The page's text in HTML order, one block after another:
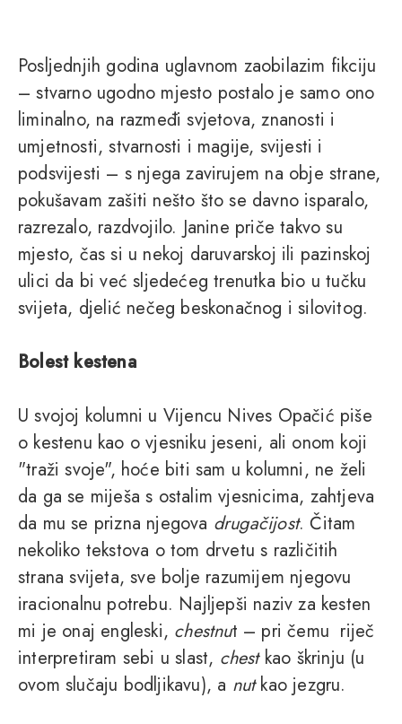
Posljednjih godina uglavnom zaobilazim fikciju
– stvarno ugodno mjesto postalo je samo ono
liminalno, na razmeđi svjetova, znanosti i
umjetnosti, stvarnosti i magije, svijesti i
podsvijesti – s njega zavirujem na obje strane,
pokušavam zašiti nešto što se davno isparalo,
razrezalo, razdvojilo. Janine priče takvo su
mjesto, čas si u nekoj daruvarskoj ili pazinskoj
ulici da bi već sljedećeg trenutka bio u tučku
svijeta, djelić nečeg beskonačnog i silovitog.
Bolest kestena
U svojoj kolumni u Vijencu Nives Opačić piše
o kestenu kao o vjesniku jeseni, ali onom koji
"traži svoje", hoće biti sam u kolumni, ne želi
da ga se miješa s ostalim vjesnicima, zahtjeva
da mu se prizna njegova drugačijost. Čitam
nekoliko tekstova o tom drvetu s različitih
strana svijeta, sve bolje razumijem njegovu
iracionalnu potrebu. Najljepši naziv za kesten
mi je onaj engleski, chestnut – pri čemu riječ
interpretiram sebi u slast, chestkao škrinju (u
ovom slučaju bodljikavu), a nutkao jezgru.